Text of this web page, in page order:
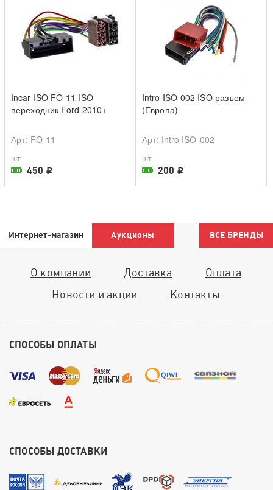
В наличии в магазине
Incar ISO FO-11 ISO
переходник Ford 2010+
Арт: FO-11
шт
450 i В наличии в магазине
Intro ISO-002 ISO разъем
(Европа)
Арт: Intro ISO-002
шт
200 i
Интернет-магазин Аукционы ВСЕ БРЕНДЫ
О компании Доставка
Оплата
Новости и акции
Контакты
СПОСОБЫ ОПЛАТЫ
СПОСОБЫ ДОСТАВКИ